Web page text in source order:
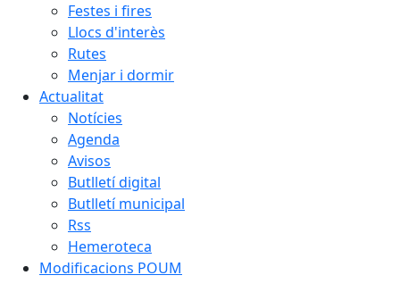
Festes i fires
Llocs d'interès
Rutes
Menjar i dormir
Actualitat
Notícies
Agenda
Avisos
Butlletí digital
Butlletí municipal
Rss
Hemeroteca
Modificacions POUM